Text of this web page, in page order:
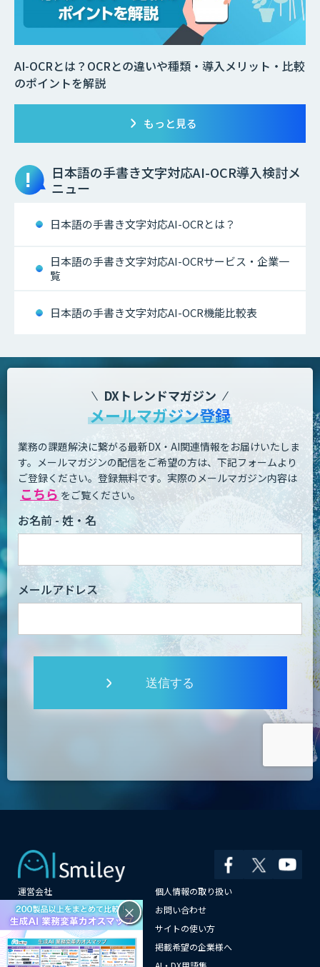
AI-OCRとは？OCRとの違いや種類・導入メリット・比較
のポイントを解説
もっと見る
日本語の手書き文字対応AI-OCR導入検討メ
ニュー
日本語の手書き文字対応AI-OCRとは？
日本語の手書き文字対応AI-OCRサービス・企業一
覧
日本語の手書き文字対応AI-OCR機能比較表
DXトレンドマガジン
メールマガジン登録
業務の課題解決に繋がる最新DX・AI関連情報をお届けいたしま
す。 メールマガジンの配信をご希望の方は、下記フォームより
ご登録ください。登録無料です。 実際のメールマガジン内容は
こちら をご覧ください。
お名前 - 姓・名
メールアドレス
送信する
運営会社
個人情報の取り扱い
よくある質問
お問い合わせ
メールマガジン登録
サイトの使い方
情報提供はこちらから
掲載希望の企業様へ
×